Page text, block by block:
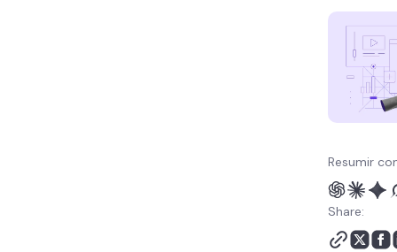
Resumir
Share: